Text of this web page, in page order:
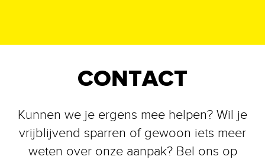
CONTACT
Kunnen we je ergens mee helpen? Wil je
vrijblijvend sparren of gewoon iets meer
weten over onze aanpak? Bel ons op